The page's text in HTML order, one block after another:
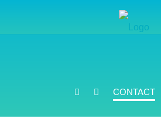
CONTACT